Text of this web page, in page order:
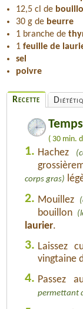
12,5 cl de
30 g de beurre
1 branche de
1 feuille de
sel
poivre
Recette
( 30 min.
1. Hachez
corps gras)
2. Mouillez
bouillon
laurier.
3. Laissez
vingtaine
4. Passez
permettant